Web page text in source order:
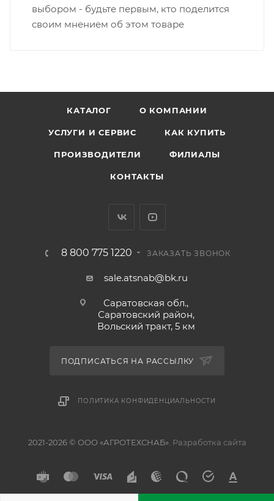
выбором - будьте первым, кто поделится
своим мнением об этом товаре
КАТАЛОГ О КОМПАНИИ
УСЛУГИ И СЕРВИС КАК КУПИТЬ
ПРОИЗВОДИТЕЛИ ФИЛИАЛЫ
КОНТАКТЫ
8 800 775 1220 ЗАКАЗАТЬ ЗВОНОК
sale.atsnab@bk.ru
Саратовская обл.,
Саратовский район,
Вольский тракт, 5 км
ПОДПИСАТЬСЯ НА РАССЫЛКУ
ПОЛИТИКА КОНФИДЕНЦИАЛЬНОСТИ
2021-2026 © ООО «АГРОТЕХСНАБ». Разработка сайта